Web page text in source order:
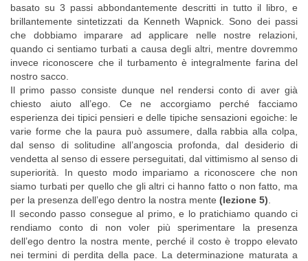
basato su 3 passi abbondantemente descritti in tutto il libro, e
brillantemente sintetizzati da Kenneth Wapnick. Sono dei passi
che dobbiamo imparare ad applicare nelle nostre relazioni,
quando ci sentiamo turbati a causa degli altri, mentre dovremmo
invece riconoscere che il turbamento è integralmente farina del
nostro sacco.
Il primo passo consiste dunque nel rendersi conto di aver già
chiesto aiuto all’ego. Ce ne accorgiamo perché facciamo
esperienza dei tipici pensieri e delle tipiche sensazioni egoiche: le
varie forme che la paura può assumere, dalla rabbia alla colpa,
dal senso di solitudine all’angoscia profonda, dal desiderio di
vendetta al senso di essere perseguitati, dal vittimismo al senso di
superiorità. In questo modo impariamo a riconoscere che non
siamo turbati per quello che gli altri ci hanno fatto o non fatto, ma
per la presenza dell’ego dentro la nostra mente (lezione 5)
Il secondo passo consegue al primo, e lo pratichiamo quando ci
rendiamo conto di non voler più sperimentare la presenza
dell’ego dentro la nostra mente, perché il costo è troppo elevato
nei termini di perdita della pace. La determinazione maturata a